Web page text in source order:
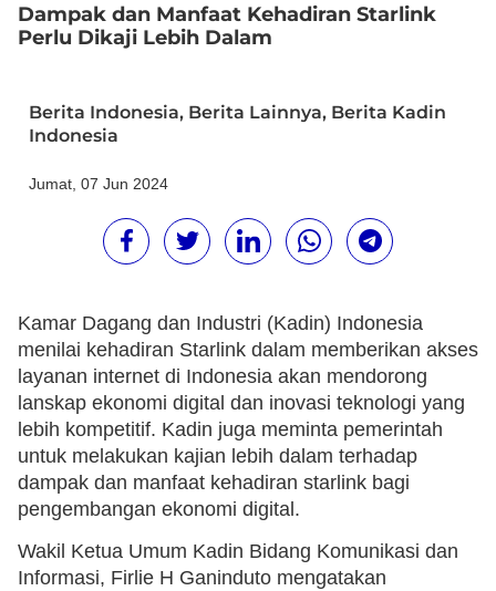
Dampak dan Manfaat Kehadiran Starlink
Perlu Dikaji Lebih Dalam
Berita Indonesia, Berita Lainnya, Berita Kadin
Indonesia
Jumat, 07 Jun 2024
Kamar Dagang dan Industri (Kadin) Indonesia
menilai kehadiran Starlink dalam memberikan akses
layanan internet di Indonesia akan mendorong
lanskap ekonomi digital dan inovasi teknologi yang
lebih kompetitif. Kadin juga meminta pemerintah
untuk melakukan kajian lebih dalam terhadap
dampak dan manfaat kehadiran starlink bagi
pengembangan ekonomi digital.
Wakil Ketua Umum Kadin Bidang Komunikasi dan
Informasi, Firlie H Ganinduto mengatakan